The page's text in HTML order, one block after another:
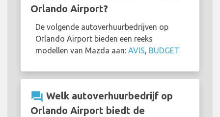
Orlando Airport?
De volgende autoverhuurbedrijven op
Orlando Airport bieden een reeks
modellen van Mazda aan: AVIS, BUDGET
question_answer Welk autoverhuurbedrijf op
Orlando Airport biedt de